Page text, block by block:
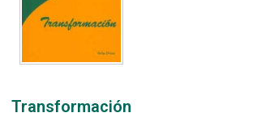
Transformación